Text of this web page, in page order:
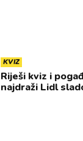
KVIZ
Riješi kviz i
najdraži Lidl